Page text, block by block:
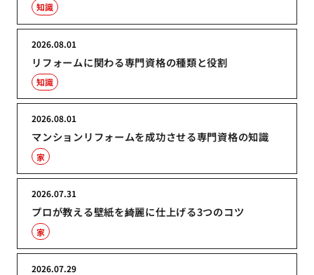
知識
リフォームに関わる専門資格の種類と役割
2026.08.01
知識
マンションリフォームを成功させる専門資格の知識
2026.08.01
家
プロが教える壁紙を綺麗に仕上げる3つのコツ
2026.07.31
家
2026.07.29